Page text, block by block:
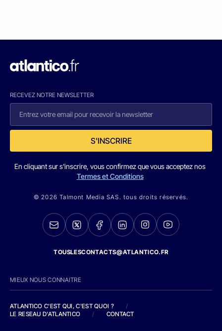
RECEVEZ NOTRE NEWSLETTER
S'INSCRIRE
En cliquant sur s'inscrire, vous confirmez que vous acceptez nos
Termes et Conditions
© 2026 Talmont Media SAS. tous droits réservés.
TOUSLESCONTACTS@ATLANTICO.FR
MIEUX NOUS CONNAITRE
ATLANTICO C'EST QUI, C'EST QUOI ?
/
LE RESEAU D'ATLANTICO
/ CONTACT